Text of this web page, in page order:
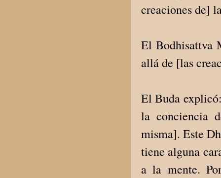
creaciones de]
El Bodhisattva
allá de [las
El Buda
la conciencia
misma]. Este
tiene alguna
a la mente.